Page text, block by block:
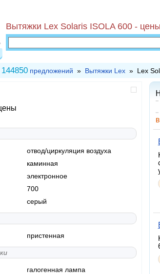
Вытяжки Lex Solaris ISOLA 600 - цены
144850 предложений » Вытяжки Lex » Lex
отвод/циркуляция воздуха
каминная
электронное
700
серый
пристенная
галогенная лампа
в